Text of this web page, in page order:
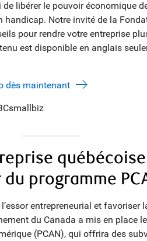
libérer le pouvoir économique
handicap. Notre invité de la
pour rendre votre entreprise
est disponible en anglais
dès maintenant
programme
entrepreneurial et favoriser
du Canada a mis en place
(PCAN), qui offrira des